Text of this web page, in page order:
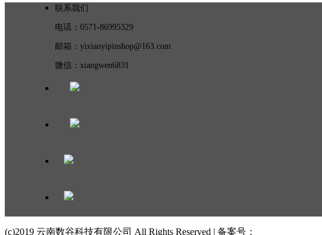
联系我们
电话：0571-86995329
邮箱：yixianyipinshop@163.com
微信：xiangwen6831
(c)2019 云南数谷科技有限公司 All Rights Reserved | 备案号：